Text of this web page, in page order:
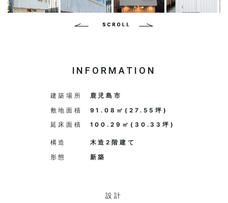
INFORMATION
建築場所 鹿児島市
敷地面積 91.08㎡(27.55坪)
延床面積 100.29㎡(30.33坪)
構造 木造2階建て
形態 新築
設計